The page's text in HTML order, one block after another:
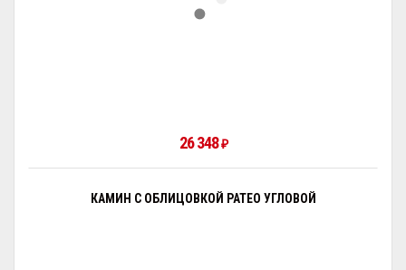
26 348₽
КАМИН С ОБЛИЦОВКОЙ PATEO УГЛОВОЙ